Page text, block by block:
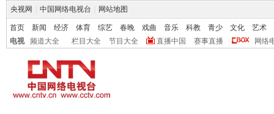
央视网 中国网络电视台 网站地图
首页 新闻 经济 体育 综艺 春晚 戏曲 音乐 科教 青少 文化
艺术
电视
频道大全 栏目大全 节目大全 直播中国 赛事直播 网络